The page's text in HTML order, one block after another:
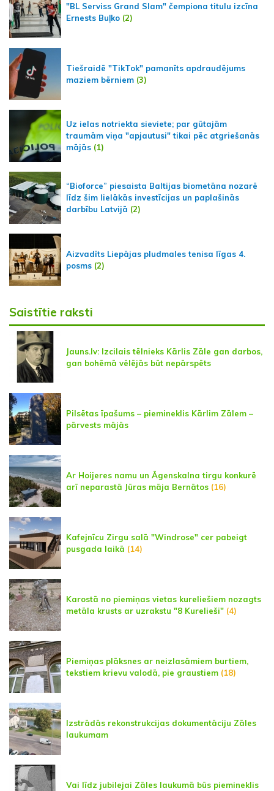
"BL Serviss Grand Slam" čempiona titulu izcīna
Ernests Buļko (2)
Tiešraidē "TikTok" pamanīts apdraudējums
maziem bērniem (3)
Uz ielas notriekta sieviete; par gūtajām
traumām viņa "apjautusi" tikai pēc atgriešanās
mājās (1)
“Bioforce” piesaista Baltijas biometāna nozarē
līdz šim lielākās investīcijas un paplašinās
darbību Latvijā (2)
Aizvadīts Liepājas pludmales tenisa līgas 4.
posms (2)
Saistītie raksti
Jauns.lv: Izcilais tēlnieks Kārlis Zāle gan darbos,
gan bohēmā vēlējās būt nepārspēts
Pilsētas īpašums – piemineklis Kārlim Zālem –
pārvests mājās
Ar Hoijeres namu un Āgenskalna tirgu konkurē
arī neparastā Jūras māja Bernātos (16)
Kafejnīcu Zirgu salā "Windrose" cer pabeigt
pusgada laikā (14)
Karostā no piemiņas vietas kureliešiem nozagts
metāla krusts ar uzrakstu "8 Kurelieši" (4)
Piemiņas plāksnes ar neizlasāmiem burtiem,
tekstiem krievu valodā, pie graustiem (18)
Izstrādās rekonstrukcijas dokumentāciju Zāles
laukumam
Vai līdz jubilejai Zāles laukumā būs piemineklis